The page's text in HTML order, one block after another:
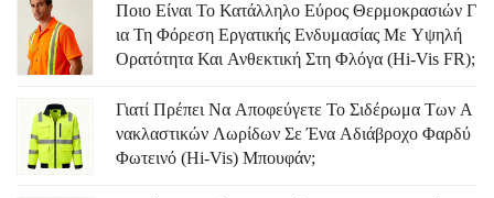
Ποιο Είναι Το Κατάλληλο Εύρος Θερμοκρασιών Γ
Ια Τη Φόρεση Εργατικής Ενδυμασίας Με Υψηλή
Ορατότητα Και Ανθεκτική Στη Φλόγα (Hi-Vis FR);
Γιατί Πρέπει Να Αποφεύγετε Το Σιδέρωμα Των Α
Νακλαστικών Λωρίδων Σε Ένα Αδιάβροχο Φαρδύ
Φωτεινό (Hi-Vis) Μπουφάν;